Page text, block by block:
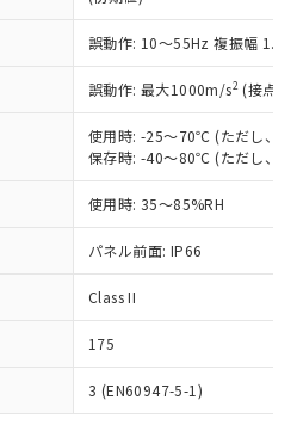
誤動作: 10～55Hz 複振幅
誤動作: 最大1000m/s2 (接点
使用時: -25～70℃ (ただし、氷
保存時: -40～80℃ (ただし、氷
使用時: 35～85%RH
パネル前面: IP66
Class II
175
3 (EN60947-5-1)
更新日時点での社内デー
成されるものであり、閲
での実際の在庫および標
なる場合があることをご
況および標準価格はお客
、またはお客様担当のオ
器販売店・当社販売員に
機器販売店や当社販売拠
ットワーク
」をご確認
び標準価格結果を当社の
第三者に漏洩または開
お願いします。
能（部品リスト作成サー
用いただくには、I-Web
水銀(Hg) 1000ppm以下、 カド
以下、ポリ臭化ビフェニル
ポリ臭化ジフェニルエーテル類
フタル酸ビス(2-エチルヘキシ
1000ppm以下、フタル酸ブチ
以下、フタル酸ジブチル
、フタル酸ジイソブチル
監視および制御機器に対する
物質については閾値を超える意
確認しています。
状況などにより、予定
あります。
値 (GB/T26572)：
水銀) : 1000ppm、 Cd(カドミウ
、 PBBs(ポリ臭化ビフェ
ポリ臭化ジフェニルエーテ
: 1000ppm、 DIBP(フタル酸ジ
チルヘキシル)) : 1000ppm
10物質）のすべてが基
を示します。
状況下において有害物
、環境に深刻な影響を
物等」という）を輸出
の提供する場合は、日本
許可(または役務取引許
などの必要な手続きを
物を破棄する場合は、完
など、違法に輸出されな
手段を講じます。
品を、核兵器、ミサイ
、生物兵器またはその他
れらの製造装置等に一切
品を第三者に販売する
1、2および3の内容を当
します。また当社は、
販売に係わる関係者が違
おそれがある場合は、取
上の在庫あり
は満たないが在庫あり
(最新の在庫状況につ
お客様のお取引先、ま
様担当のオムロン制御
店・当社販売員にご確
)
機種、また在庫状況の
していない機種